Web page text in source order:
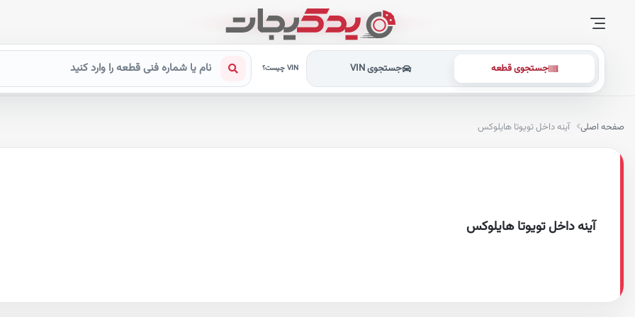
جستجوی قطعه جستجوی VIN VIN چیست؟
صفحه اصلی آینه داخل تویوتا هایلوکس
آینه داخل تویوتا هایلوکس